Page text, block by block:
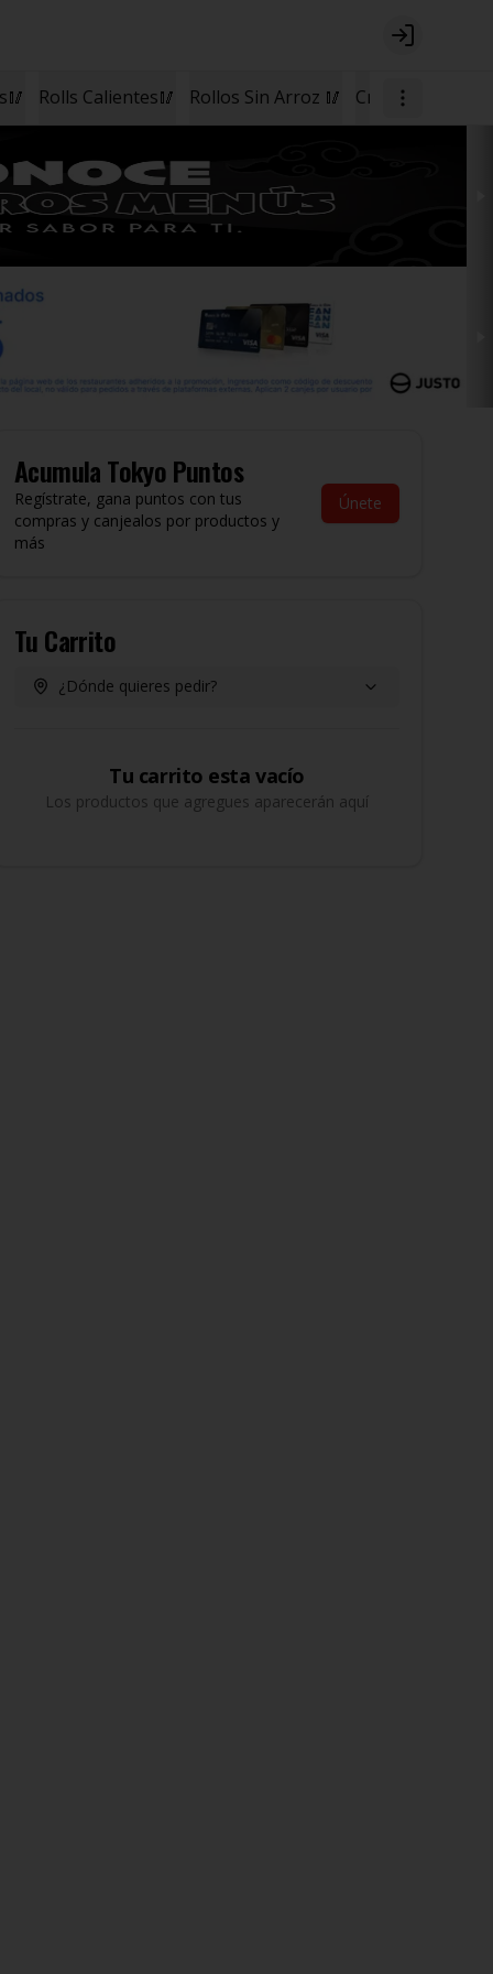
Login
Rolls Calientes🥢 Rollos Sin Arroz 🥢 Cremas🥣
AcumulaTokyo Puntos
Regístrate, gana puntos con tus
compras y canjealos por productos y
más
Únete
Tu Carrito
¿Dónde quieres pedir?
Tu carrito esta vacío
Los productos que agregues aparecerán aquí